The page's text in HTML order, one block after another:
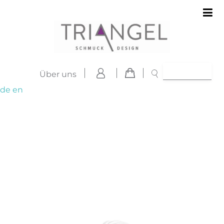
Über uns
de en